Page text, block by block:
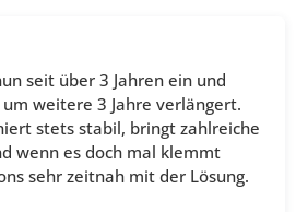
seit über 3 Jahren ein und
weitere 3 Jahre verlängert.
stets stabil, bringt zahlreiche
wenn es doch mal klemmt
sehr zeitnah mit der Lösung.